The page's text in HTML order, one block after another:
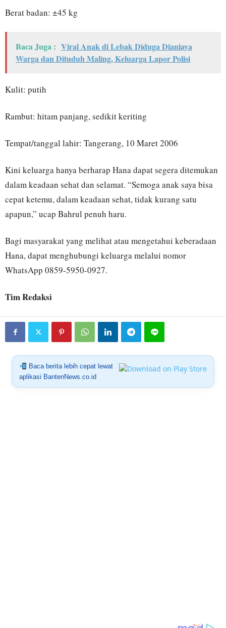
Berat badan: ±45 kg
Baca Juga : Viral Anak di Lebak Diduga Dianiaya
Warga dan Dituduh Maling, Keluarga Lapor Polisi
Kulit: putih
Rambut: hitam panjang, sedikit keriting
Tempat/tanggal lahir: Tangerang, 10 Maret 2006
Kini keluarga hanya berharap Hana dapat segera ditemukan
dalam keadaan sehat dan selamat. “Semoga anak saya bisa
cepat ketemu, dalam keadaan sehat, tidak kurang satu
apapun,” ucap Bahrul penuh haru.
Bagi masyarakat yang melihat atau mengetahui keberadaan
Hana, dapat menghubungi keluarga melalui nomor
WhatsApp 0859-5950-0927.
Tim Redaksi
Baca berita lebih cepat lewat
aplikasi BantenNews.co.id